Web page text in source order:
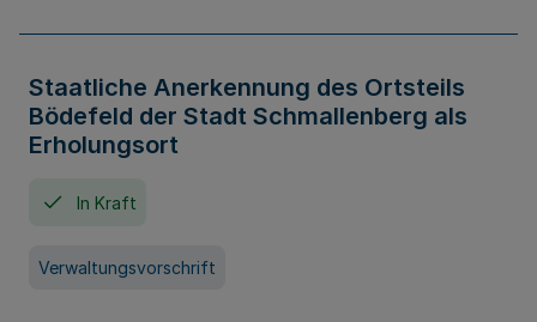
Staatliche Anerkennung des Ortsteils
Bödefeld der Stadt Schmallenberg als
Erholungsort
In Kraft
Verwaltungsvorschrift